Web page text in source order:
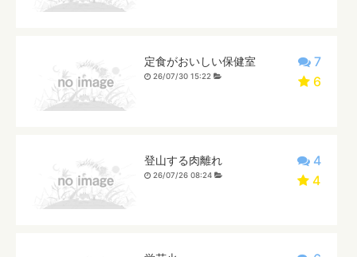
7
6
定食がおいしい保健室
26/07/30 15:22
4
4
登山する肉離れ
26/07/26 08:24